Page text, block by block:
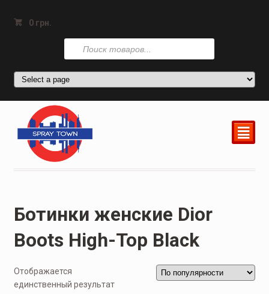
0 грн.
Поиск
товаров
²
Ботинки женские Dior
Boots High-Top Black
Отображается
единственный результат